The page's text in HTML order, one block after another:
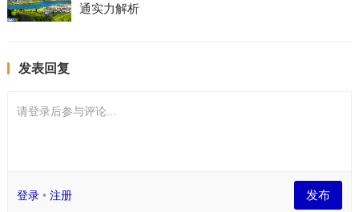
通实力解析
发表回复
请登录后参与评论...
登录• 注册 发布